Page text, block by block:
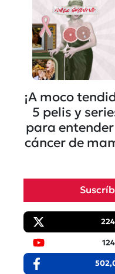
¡A moco
5 pelis y
para entender
cáncer de